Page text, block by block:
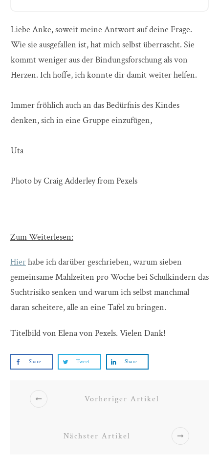
Liebe Anke, soweit meine Antwort auf deine Frage.
Wie sie ausgefallen ist, hat mich selbst überrascht. Sie
kommt weniger aus der Bindungsforschung als von
Herzen. Ich hoffe, ich konnte dir damit weiter helfen.
Immer fröhlich auch an das Bedürfnis des Kindes
denken, sich in eine Gruppe einzufügen,
Uta
Photo by Craig Adderley from Pexels
Zum Weiterlesen:
Hierhabe ich darüber geschrieben, warum sieben
gemeinsame Mahlzeiten pro Woche bei Schulkindern das
Suchtrisiko senken und warum ich selbst manchmal
daran scheitere, alle an eine Tafel zu bringen.
Titelbild von Elena von Pexels. Vielen Dank!
Share Tweet Share
Vorheriger Artikel
Nächster Artikel